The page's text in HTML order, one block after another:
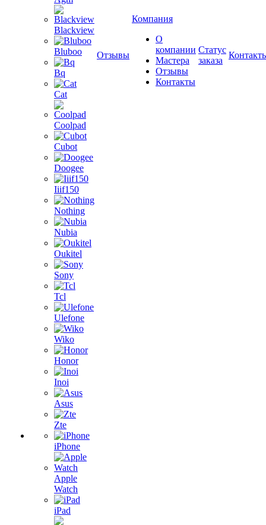
Blackview
Bluboo
Bq
Cat
Coolpad
Cubot
Doogee
Iiif150
Nothing
Nubia
Oukitel
Sony
Tcl
Ulefone
Wiko
Honor
Inoi
Asus
Zte
iPhone
Apple
Watch
iPad
Отзывы
Компания
О
компании
Мастера
Отзывы
Контакты
Статус
заказа